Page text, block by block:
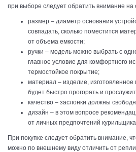
при выборе следует обратить внимание
размер – диаметр основания
совпадать, сколько поместится
от объема емкости;
ручки – модель можно выбрать с
главное условие для комфортного
термостойкое покрытие;
материал – изделие, изготовленное
будет быстро прогорать и
качество – заслонки должны
дизайн – в этом вопросе
от личных предпочтений курильщика.
При покупке следует обратить внимание,
можно по внешнему виду отличить от